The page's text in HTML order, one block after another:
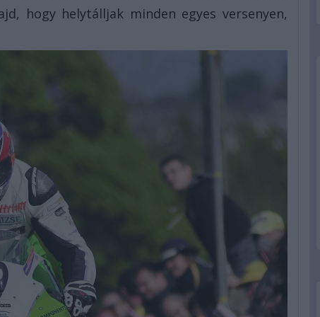
hogy helytálljak minden egyes versenyen,